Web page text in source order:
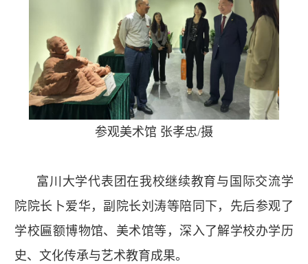
参观美术馆 张孝忠/摄
富川大学代表团在我校继续教育与国际交流学
院院长卜爱华，副院长刘涛等陪同下，先后参观了
学校匾额博物馆、美术馆等，深入了解学校办学历
史、文化传承与艺术教育成果。